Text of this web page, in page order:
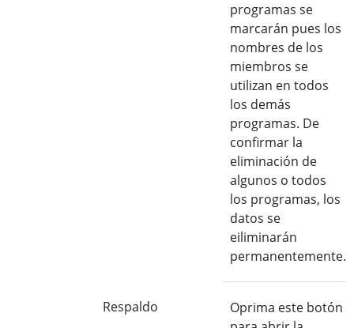
programas se
marcarán pues los
nombres de los
miembros se
utilizan en todos
los demás
programas. De
confirmar la
eliminación de
algunos o todos
los programas, los
datos se
eiliminarán
permanentemente.
Respaldo
Oprima este botón